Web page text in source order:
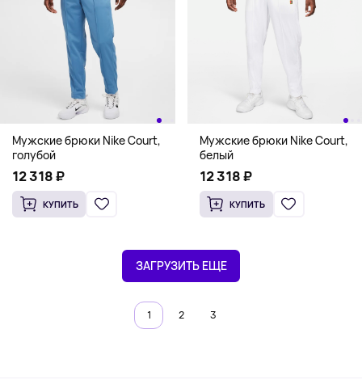
Мужские брюки Nike Court,
голубой
12 318 ₽
КУПИТЬ
Мужские брюки Nike Court,
белый
12 318 ₽
КУПИТЬ
ЗАГРУЗИТЬ ЕЩЕ
1 2 3